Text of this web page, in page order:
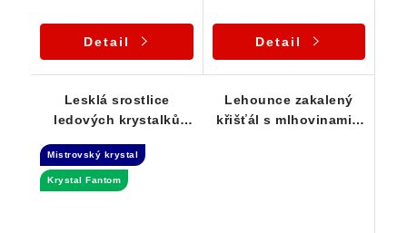
Detail Detail
Lesklá srostlice
ledových krystalků
+ Fantom
Mistrovský krystal
Krystal Fantom
Lehounce zakalený
křišťál s mlhovinami -